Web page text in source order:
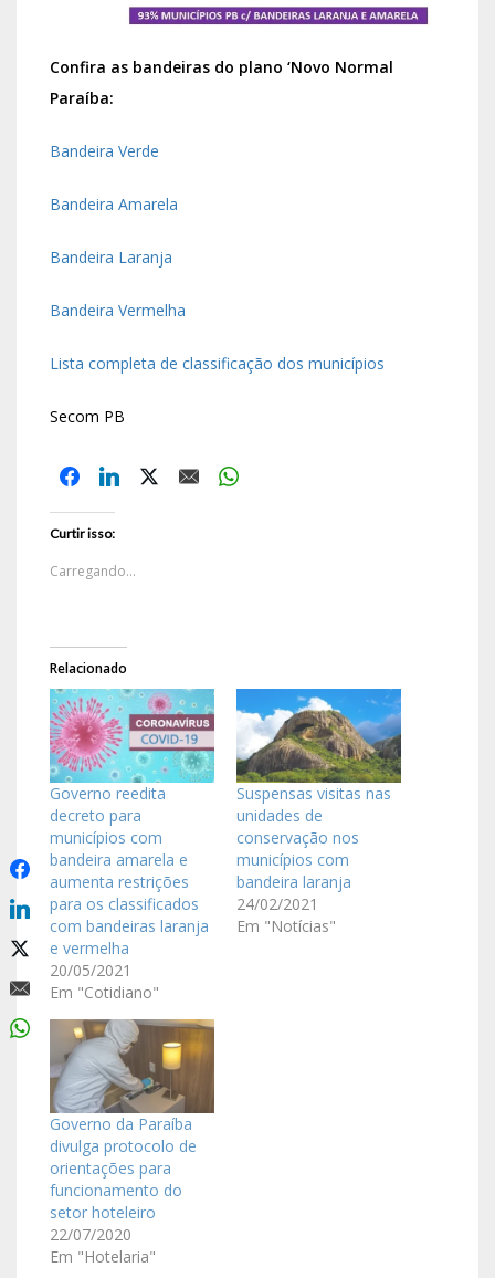
Confira as bandeiras do plano ‘Novo Normal
Paraíba:
Bandeira Verde
Bandeira Amarela
Bandeira Laranja
Bandeira Vermelha
Lista completa de classificação dos municípios
Secom PB
Curtir isso:
Carregando...
Relacionado
Governo reedita
decreto para
municípios com
bandeira amarela e
aumenta restrições
para os classificados
com bandeiras laranja
e vermelha
20/05/2021
Em "Cotidiano"
Suspensas visitas nas
unidades de
conservação nos
municípios com
bandeira laranja
24/02/2021
Em "Notícias"
Governo da Paraíba
divulga protocolo de
orientações para
funcionamento do
setor hoteleiro
22/07/2020
Em "Hotelaria"